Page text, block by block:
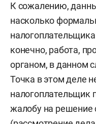
К сожалению,
насколько
конечно, работа,
органом, в данном
Точка в этом деле
налогоплательщик
жалобу на решение